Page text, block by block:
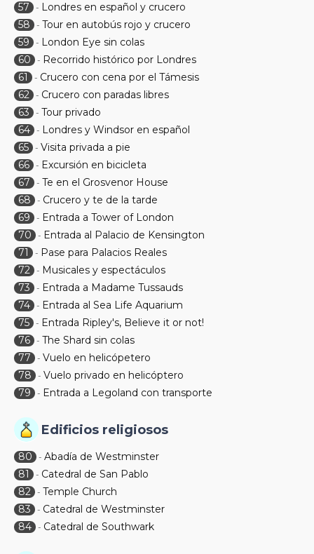
57
- Londres en español y crucero
58
- Tour en autobús rojo y crucero
59
- London Eye sin colas
60
- Recorrido histórico por Londres
61
- Crucero con cena por el Támesis
62 - Crucero con paradas libres
63
- Tour privado
64 - Londres y Windsor en español
65 - Visita privada a pie
66 - Excursión en bicicleta
67
- Te en el Grosvenor House
68
- Crucero y te de la tarde
69
- Entrada a Tower of London
70
- Entrada al Palacio de Kensington
71
- Pase para Palacios Reales
72 - Musicales y espectáculos
73
- Entrada a Madame Tussauds
74 - Entrada al Sea Life Aquarium
75 - Entrada Ripley's, Believe it or not!
76 - The Shard sin colas
77
- Vuelo en helicópetero
78
- Vuelo privado en helicóptero
79
- Entrada a Legoland con transporte
Edificios religiosos
80 - Abadía de Westminster
81
- Catedral de San Pablo
82 - Temple Church
83
- Catedral de Westminster
84 - Catedral de Southwark